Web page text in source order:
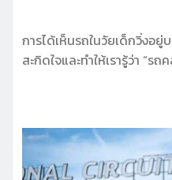
การได้เห็นรถในวัยเด็กวิ่งอ
สะกิดใจและทำให้เรารู้ว่า “ร